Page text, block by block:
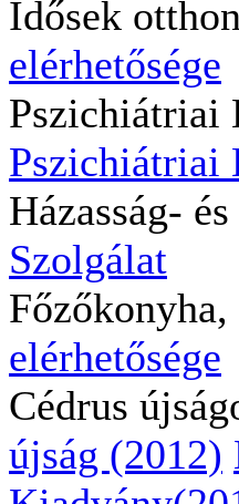
Idősek
elérhetősége
Pszichiátriai
Pszichiátriai
Házasság-
Szolgálat
elérhetősége
Cédrus
újság (2012)